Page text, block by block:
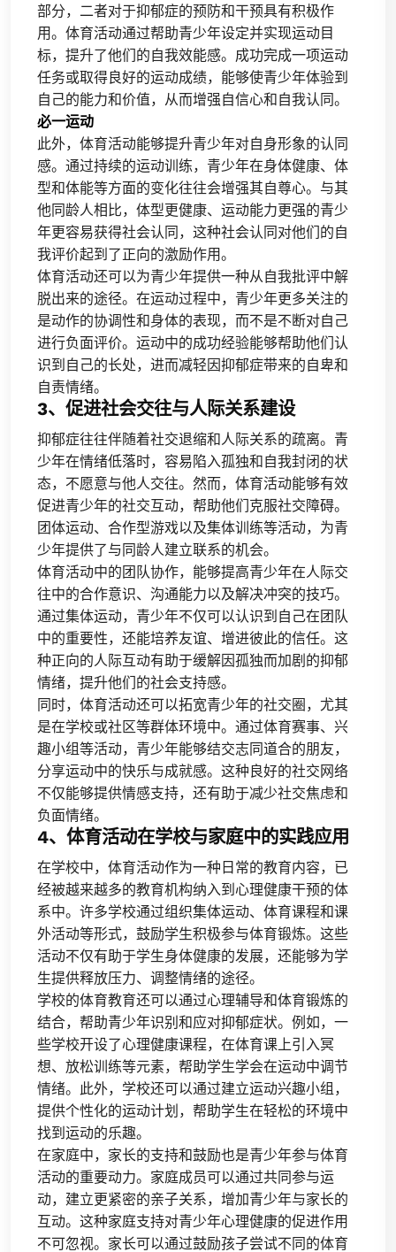
部分，二者对于抑郁症的预防和干预具有积极作
用。体育活动通过帮助青少年设定并实现运动目
标，提升了他们的自我效能感。成功完成一项运动
任务或取得良好的运动成绩，能够使青少年体验到
自己的能力和价值，从而增强自信心和自我认同。
必一运动
此外，体育活动能够提升青少年对自身形象的认同
感。通过持续的运动训练，青少年在身体健康、体
型和体能等方面的变化往往会增强其自尊心。与其
他同龄人相比，体型更健康、运动能力更强的青少
年更容易获得社会认同，这种社会认同对他们的自
我评价起到了正向的激励作用。
体育活动还可以为青少年提供一种从自我批评中解
脱出来的途径。在运动过程中，青少年更多关注的
是动作的协调性和身体的表现，而不是不断对自己
进行负面评价。运动中的成功经验能够帮助他们认
识到自己的长处，进而减轻因抑郁症带来的自卑和
自责情绪。
3、促进社会交往与人际关系建设
抑郁症往往伴随着社交退缩和人际关系的疏离。青
少年在情绪低落时，容易陷入孤独和自我封闭的状
态，不愿意与他人交往。然而，体育活动能够有效
促进青少年的社交互动，帮助他们克服社交障碍。
团体运动、合作型游戏以及集体训练等活动，为青
少年提供了与同龄人建立联系的机会。
体育活动中的团队协作，能够提高青少年在人际交
往中的合作意识、沟通能力以及解决冲突的技巧。
通过集体运动，青少年不仅可以认识到自己在团队
中的重要性，还能培养友谊、增进彼此的信任。这
种正向的人际互动有助于缓解因孤独而加剧的抑郁
情绪，提升他们的社会支持感。
同时，体育活动还可以拓宽青少年的社交圈，尤其
是在学校或社区等群体环境中。通过体育赛事、兴
趣小组等活动，青少年能够结交志同道合的朋友，
分享运动中的快乐与成就感。这种良好的社交网络
不仅能够提供情感支持，还有助于减少社交焦虑和
负面情绪。
4、体育活动在学校与家庭中的实践应用
在学校中，体育活动作为一种日常的教育内容，已
经被越来越多的教育机构纳入到心理健康干预的体
系中。许多学校通过组织集体运动、体育课程和课
外活动等形式，鼓励学生积极参与体育锻炼。这些
活动不仅有助于学生身体健康的发展，还能够为学
生提供释放压力、调整情绪的途径。
学校的体育教育还可以通过心理辅导和体育锻炼的
结合，帮助青少年识别和应对抑郁症状。例如，一
些学校开设了心理健康课程，在体育课上引入冥
想、放松训练等元素，帮助学生学会在运动中调节
情绪。此外，学校还可以通过建立运动兴趣小组，
提供个性化的运动计划，帮助学生在轻松的环境中
找到运动的乐趣。
在家庭中，家长的支持和鼓励也是青少年参与体育
活动的重要动力。家庭成员可以通过共同参与运
动，建立更紧密的亲子关系，增加青少年与家长的
互动。这种家庭支持对青少年心理健康的促进作用
不可忽视。家长可以通过鼓励孩子尝试不同的体育